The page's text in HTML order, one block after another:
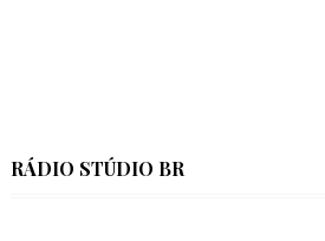
RÁDIO STÚDIO BR